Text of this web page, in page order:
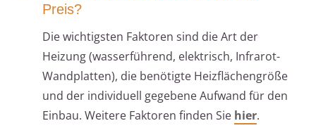
Preis?
Die wichtigsten Faktoren sind die Art der
Heizung (wasserführend, elektrisch, Infrarot-
Wandplatten), die benötigte Heizflächengröße
und der individuell gegebene Aufwand für den
Einbau. Weitere Faktoren finden Sie hier.